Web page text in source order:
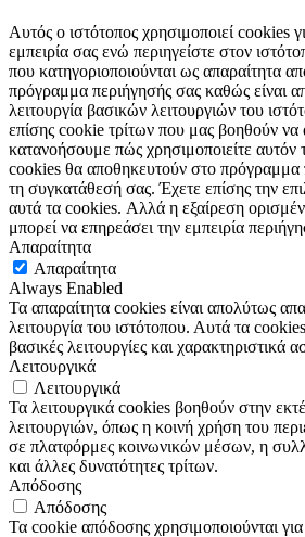
Αυτός ο ιστότοπος χρησιμοποιεί cookies
εμπειρία σας ενώ περιηγείστε στον
που κατηγοριοποιούνται ως απαραίτητα
πρόγραμμα περιήγησής σας καθώς είναι
λειτουργία βασικών λειτουργιών του
επίσης cookie τρίτων που μας βοηθούν
κατανοήσουμε πώς χρησιμοποιείτε αυτόν
cookies θα αποθηκευτούν στο πρόγραμμα
τη συγκατάθεσή σας. Έχετε επίσης την
αυτά τα cookies. Αλλά η εξαίρεση
μπορεί να επηρεάσει την εμπειρία
Απαραίτητα
Απαραίτητα
Always Enabled
Τα απαραίτητα cookies είναι απολύτως
λειτουργία του ιστότοπου. Αυτά τα
βασικές λειτουργίες και χαρακτηριστικά
Λειτουργικά
Λειτουργικά
Τα λειτουργικά cookies βοηθούν στην
λειτουργιών, όπως η κοινή χρήση του
σε πλατφόρμες κοινωνικών μέσων, η
και άλλες δυνατότητες τρίτων.
Απόδοσης
Απόδοσης
Τα cookie απόδοσης χρησιμοποιούνται